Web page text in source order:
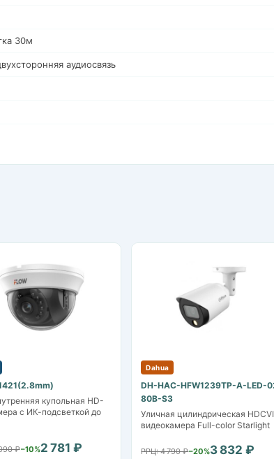
30м
аудиосвязь
купольная HD-
с ИК-подсветкой до
₽−10%2 781 ₽
Dahua
DH-HAC-HFW1239TP-A-LED-
80B-S3
Уличная цилиндрическая
видеокамера Full-color Starlight
РРЦ: 4 790 ₽−20%3 832 ₽